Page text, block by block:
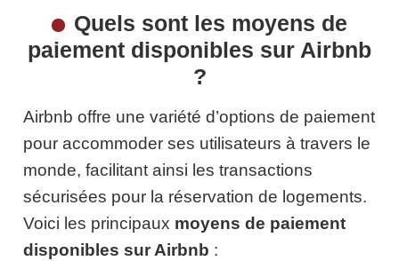
Quels sont les moyens de
paiement disponibles sur Airbnb
?
Airbnb offre une variété d’options de paiement
pour accommoder ses utilisateurs à travers le
monde, facilitant ainsi les transactions
sécurisées pour la réservation de logements.
Voici les principaux moyens de paiement
disponibles sur Airbnb :